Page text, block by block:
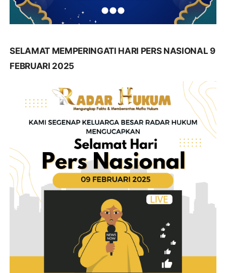
SELAMAT MEMPERINGATI HARI PERS NASIONAL 9
FEBRUARI 2025